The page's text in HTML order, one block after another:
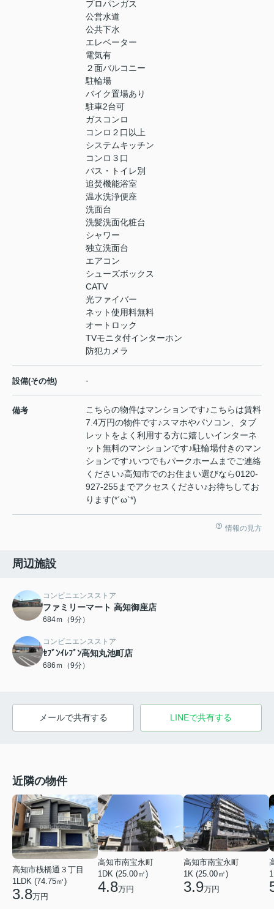
プロパンガス
公営水道
公共下水
エレベーター
電気有
２面バルコニー
駐輪場
バイク置場あり
駐車2台可
ガスコンロ
コンロ２口以上
システムキッチン
コンロ３口
バス・トイレ別
追焚機能浴室
温水洗浄便座
洗面台
洗髪洗面化粧台
シャワー
独立洗面台
エアコン
シューズボックス
CATV
光ファイバー
ネット使用料無料
オートロック
TVモニタ付インターホン
防犯カメラ
設備(その他) -
備考
こちらの物件はマンションです♪こちらは賃料
7.4万円の物件です♪スマホやパソコン、タブ
レットをよく利用する方に嬉しいインターネ
ット無料のマンションです♪駐輪場付きのマン
ションです♪いつでもパークホームまでご連絡
ください♪高知市でのお住まい選びなら0120-
927-255までアクセスください♪お待ちしてお
ります(*´ω`*)
情報の見方
周辺施設
コンビニエンスストア
ファミリーマート 高知御座店
684ｍ（9分）
コンビニエンスストア
ｾﾌﾞﾝｲﾚﾌﾞﾝ高知丸池町店
686ｍ（9分）
メールで共有する LINEで共有する
近隣の物件
高知市桟橋通３丁目
1LDK (74.75㎡)
3.8万円
高知市南宝永町
1DK (25.00㎡)
4.8万円
高知市南宝永町
1K (25.00㎡)
3.9万円